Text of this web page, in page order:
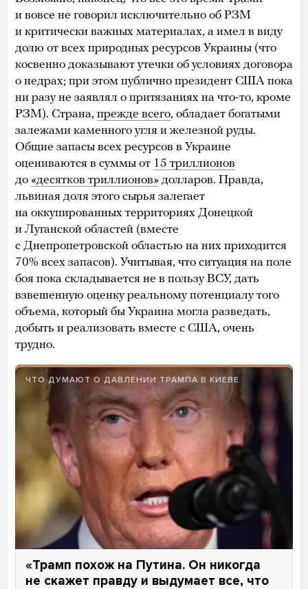
и вовсе не говорил исключительно об РЗМ
и критически важных материалах, а имел в виду
долю от всех природных ресурсов Украины (что
косвенно доказывают утечки об условиях договора
о недрах; при этом публично президент США пока
ни разу не заявлял о притязаниях на что-то, кроме
РЗМ). Страна, прежде всего, обладает богатыми
залежами каменного угля и железной руды.
Общие запасы всех ресурсов в Украине
оцениваются в суммы от 15 триллионов
до «десятков триллионов» долларов. Правда,
львиная доля этого сырья залегает
на оккупированных территориях Донецкой
и Луганской областей (вместе
с Днепропетровской областью на них приходится
70% всех запасов). Учитывая, что ситуация на поле
боя пока складывается не в пользу ВСУ, дать
взвешенную оценку реальному потенциалу того
объема, который бы Украина могла разведать,
добыть и реализовать вместе с США, очень
трудно.
ЧТО ДУМАЮТ О ДАВЛЕНИИ ТРАМПА В КИЕВЕ
«Трамп похож на Путина. Он никогда
не скажет правду и выдумает все, что